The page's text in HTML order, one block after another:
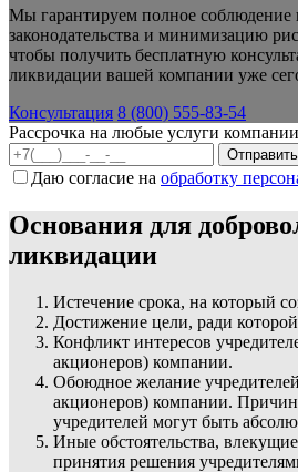
Мы гарантируем полное соблюдение
законодательства и минимизацию
чтобы получить бесплатную
ликвидации вашей компании уже
Консультация 8 (800) 555-83-54
Рассрочка на любые услуги
Даю согласие на обработку
Основания для
ликвидации
Истечение срока, на который
Достижение цели, ради
Конфликт интересов
акционеров) компании.
Обоюдное желание
акционеров) компании.
учредителей могут быть
Иные обстоятельства,
принятия решения